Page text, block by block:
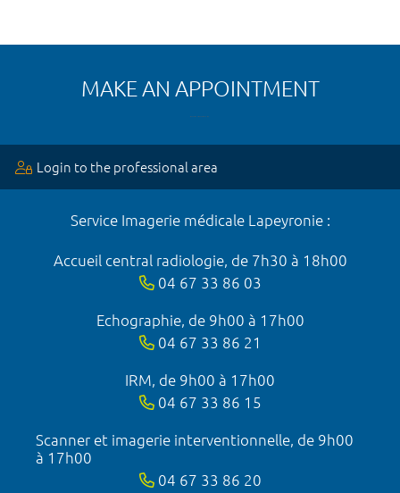
MAKE AN APPOINTMENT
Login to the professional area
Service Imagerie médicale Lapeyronie :
Accueil central radiologie, de 7h30 à 18h00
04 67 33 86 03
Echographie, de 9h00 à 17h00
04 67 33 86 21
IRM, de 9h00 à 17h00
04 67 33 86 15
Scanner et imagerie interventionnelle, de 9h00
à 17h00
04 67 33 86 20